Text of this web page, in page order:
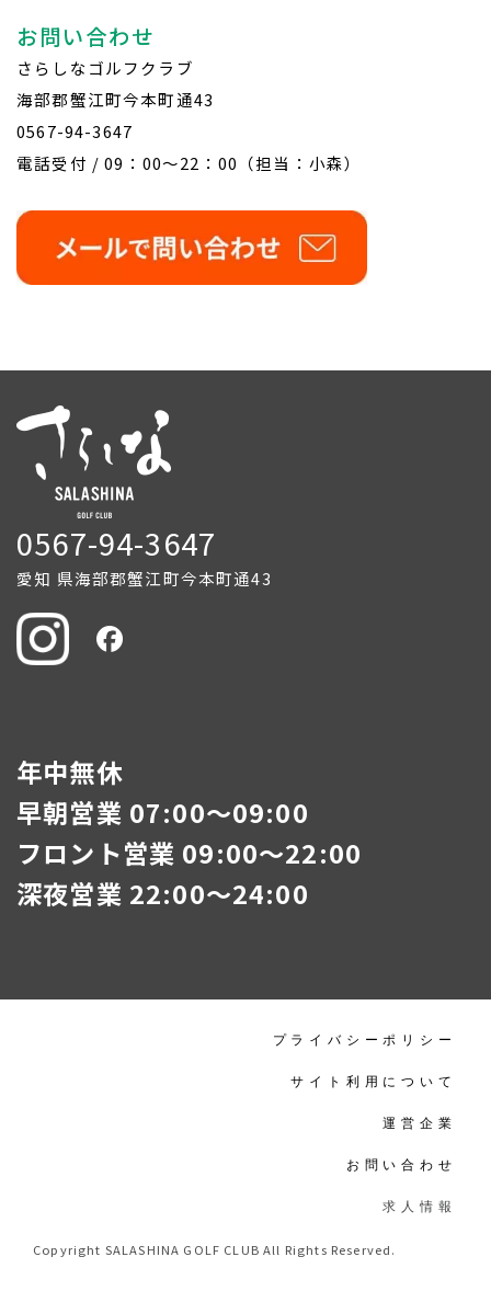
お問い合わせ
さらしなゴルフクラブ
海部郡蟹江町今本町通43
0567-94-3647
電話受付 / 09：00～22：00（担当：小森）
0567-94-3647
愛知 県海部郡蟹江町今本町通43
年中無休
早朝営業 07:00～09:00
フロント営業 09:00～22:00
深夜営業 22:00～24:00
Copyright SALASHINA GOLF CLUB All Rights Reserved.
プライバシーポリシー
サイト利用について
運営企業
お問い合わせ
求人情報